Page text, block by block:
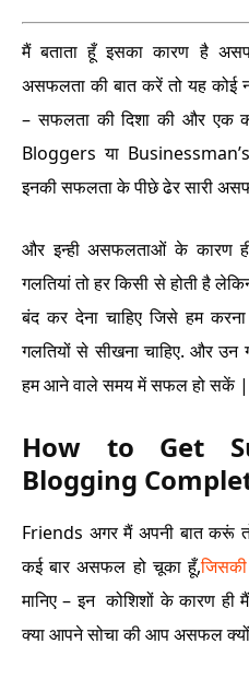
मैं बताता हूँ इसका कारण है
असफलता की बात करें तो यह कोई
– सफलता की दिशा की और एक
Bloggers या
इनकी सफलता के पीछे ढेर सारी
और इन्ही असफलताओं के कारण
गलतियां तो हर किसी से होती है
बंद कर देना चाहिए जिसे हम
गलतियों से सीखना चाहिए. और उन
हम आने वाले समय में सफल हो सकें |
How to Get
Blogging
Friends अगर मैं अपनी बात
कई बार असफल हो चूका हूँ,
मानिए – इन कोशिशों के कारण
क्या आपने सोचा की आप असफल क्यों